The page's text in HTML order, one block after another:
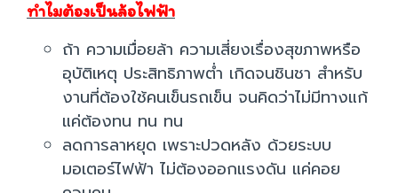
ทำไมต้องเป็นล้อไฟฟ้า
ถ้า ความเมื่อยล้า ความเสี่ยงเรื่องสุขภาพหรือ
อุบัติเหตุ ประสิทธิภาพต่ำ เกิดจนชินชา สำหรับ
งานที่ต้องใช้คนเข็นรถเข็น จนคิดว่าไม่มีทางแก้
แค่ต้องทน ทน ทน
ลดการลาหยุด เพราะปวดหลัง ด้วยระบบ
มอเตอร์ไฟฟ้า ไม่ต้องออกแรงดัน แค่คอย